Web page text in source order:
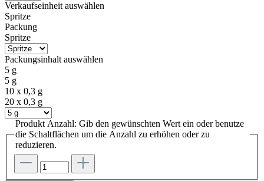
Verkaufseinheit auswählen
Spritze
Packung
Spritze
Packungsinhalt auswählen
5 g
5 g
10 x 0,3 g
20 x 0,3 g
Produkt Anzahl: Gib den gewünschten Wert ein oder benutze
die Schaltflächen um die Anzahl zu erhöhen oder zu
reduzieren.